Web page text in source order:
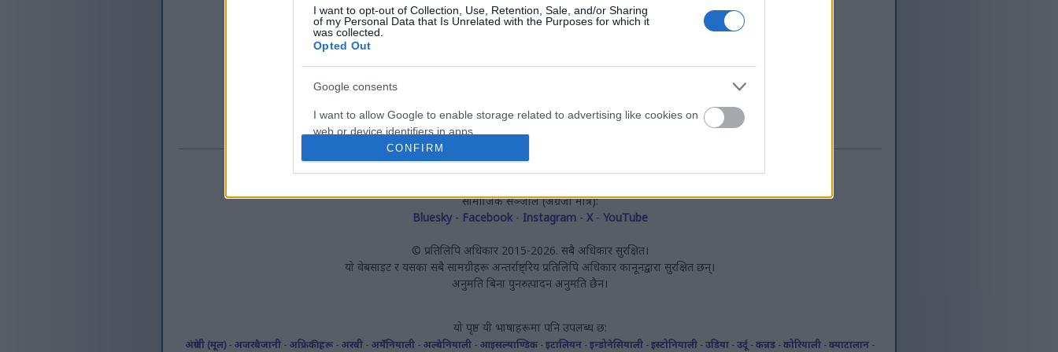
I want to opt-out of Collection, Use, Retention, Sale, and/or Sharing
of my Personal Data that Is Unrelated with the Purposes for which it
was collected.
Opted Out
Google consents
I want to allow Google to enable storage related to advertising like cookies on
web or device identifiers in apps.
I want to allow my user data to be sent to Google for online advertising
I want to allow Google to send me personalized advertising.
I want to allow Google to enable storage related to analytics like cookies on
web or device identifiers in apps.
I want to allow Google to enable storage related to personalization.
CONFIRM
मिकेल क्रिस्टेनसेन
मिकेल miklix.com का निर्माता र मालिक हुन्। उनीसँग एक पेशेवर कम्प्युटर प्रोग्रामर/सफ्टवेयर
विकासकर्ताको रूपमा २० वर्ष भन्दा बढीको अनुभव छ र हाल उनी एक ठूलो युरोपेली आईटी निगममा
बिताउँछन्, जुन केही हदसम्म यस वेबसाइटमा समेटिएका विषयहरूको विविधतामा प्रतिबिम्बित हुन
सक्छ।
सामाजिक सञ्जाल (अंग्रेजी मात्र):
Bluesky- Facebook- Instagram- X- YouTube
© प्रतिलिपि अधिकार 2015-2026. सबै अधिकार सुरक्षित।
यो वेबसाइट र यसका सबै सामग्रीहरू अन्तर्राष्ट्रिय प्रतिलिपि अधिकार कानूनद्वारा सुरक्षित छन्।
अनुमति बिना पुनरुत्पादन अनुमति छैन।
यो पृष्ठ यी भाषाहरूमा पनि उपलब्ध छ:
अंग्रेजी (मूल) - अजरबैजानी - अफ्रिकीहरू - अरबी - अर्मेनियाली - अल्बेनियाली - आइसल्याण्डिक -इटालियन -इन्डोनेसियाली -इस्टोनियाली -उडिया -उर्दू -कन्नड -कोरियाली -क्याटालान -